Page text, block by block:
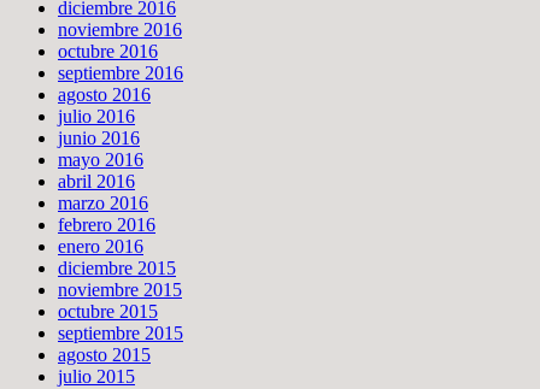
diciembre 2016
noviembre 2016
octubre 2016
septiembre 2016
agosto 2016
julio 2016
junio 2016
mayo 2016
abril 2016
marzo 2016
febrero 2016
enero 2016
diciembre 2015
noviembre 2015
octubre 2015
septiembre 2015
agosto 2015
julio 2015